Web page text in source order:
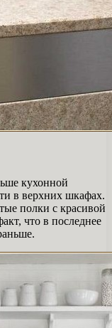
кухонной
в верхних шкафах.
полки с красивой
что в последнее